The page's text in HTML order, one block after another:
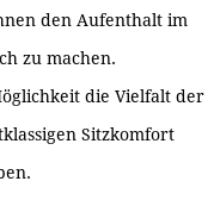
den Aufenthalt im
zu machen.
die Vielfalt der
Sitzkomfort